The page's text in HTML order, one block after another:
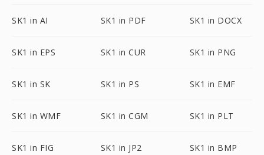
SK1 in AI SK1 in PDF SK1 in DOCX
SK1 in EPS SK1 in CUR SK1 in PNG
SK1 in SK SK1 in PS SK1 in EMF
SK1 in WMF SK1 in CGM SK1 in PLT
SK1 in FIG SK1 in JP2 SK1 in BMP